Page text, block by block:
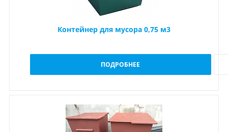
Контейнер для мусора 0,75 м3
ПОДРОБНЕЕ